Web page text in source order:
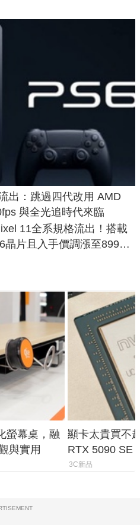
出：跳過四代改用 AMD
與全光追時代來臨
11全系規格流出！搭載
晶片且入手價調漲至899美
螢幕桌，融
與實用
顯卡太貴買不
RTX 5090 SE
體
3C新品